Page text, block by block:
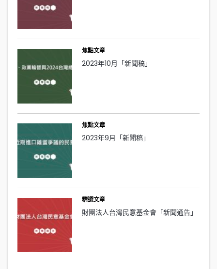
焦點文章
2023年10月「新聞稿」
焦點文章
2023年9月「新聞稿」
精選文章
財團法人台灣民意基金會「新聞通告」